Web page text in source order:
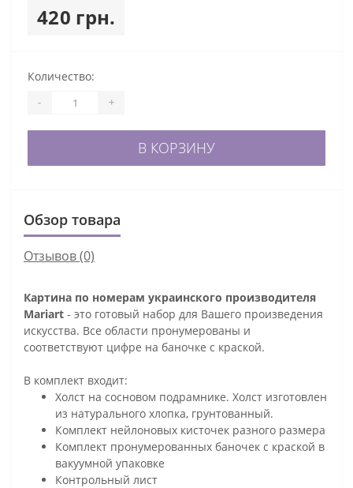
420 грн.
Количество:
- +
В КОРЗИНУ
Обзор товара
Отзывов (0)
Картина по номерам украинского производителя
Mariart - это готовый набор для Вашего произведения
искусства. Все области пронумерованы и
соответствуют цифре на баночке с краской.
В комплект входит:
Холст на сосновом подрамнике. Холст изготовлен
из натурального хлопка, грунтованный.
Комплект нейлоновых кисточек разного размера
Комплект пронумерованных баночек с краской в
вакуумной упаковке
Контрольный лист